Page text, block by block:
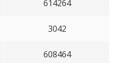
614264
3042
608464